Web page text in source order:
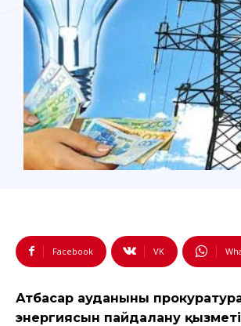
Facebook VK
Атбасар ауданының
энергиясын пайдалану